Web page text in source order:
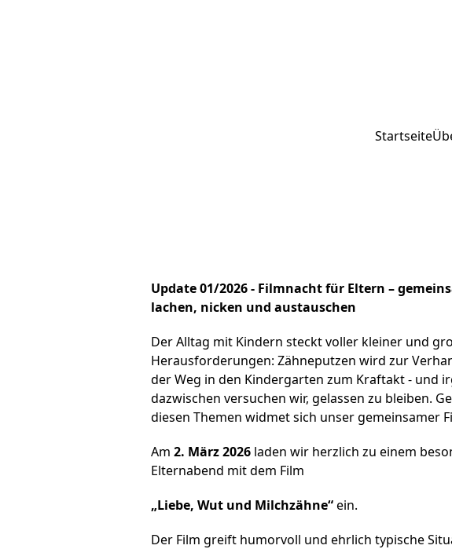
Startseite
Update 01/2026 - Filmnacht für Eltern –
lachen, nicken und austauschen
Der Alltag mit Kindern steckt voller kleiner und
Herausforderungen: Zähneputzen wird zur
der Weg in den Kindergarten zum Kraftakt - und
dazwischen versuchen wir, gelassen zu bleiben.
diesen Themen widmet sich unser gemeinsamer
Am 2. März 2026 laden wir herzlich zu einem
Elternabend mit dem Film
„Liebe, Wut und Milchzähne“ein.
Der Film greift humorvoll und ehrlich typische